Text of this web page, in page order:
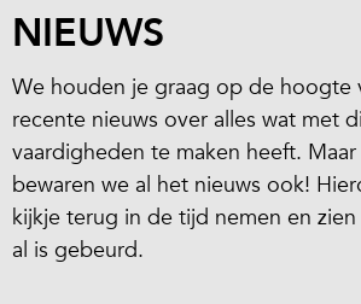
Huisartsenzorg
Welzijn / sociaal werk
NIEUWS
We houden je graag op de hoogte
recente nieuws over alles wat met
vaardigheden te maken heeft.
bewaren we al het nieuws ook!
kijkje terug in de tijd nemen en zien
al is gebeurd.